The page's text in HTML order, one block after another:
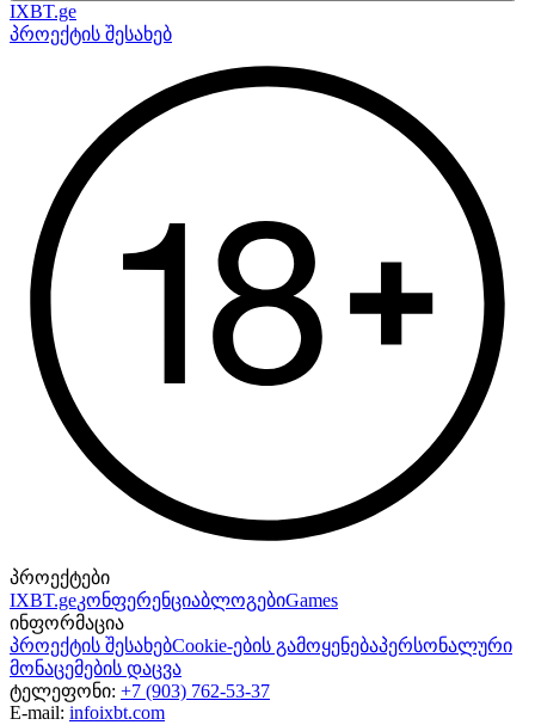
IXBT.ge
პროექტის შესახებ
პროექტები
IXBT.geკონფერენციაბლოგებიGames
ინფორმაცია
პროექტის შესახებCookie-ების გამოყენებაპერსონალური
მონაცემების დაცვა
ტელეფონი: +7 (903) 762-53-37
E-mail: infoixbt.com